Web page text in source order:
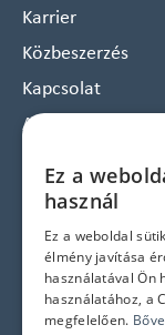
Karrier
Közbeszerzés
Kapcsolat
Arculat
Jogi
Adatvédelem és
ÁSZF
Impresszum
Ez a
használ
Ez a weboldal
élmény javítása
használatával Ön
használatához, a
megfelelően.